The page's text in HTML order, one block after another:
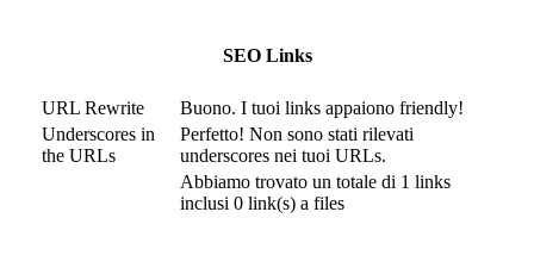
SEO Links
URL Rewrite
Buono. I tuoi links appaiono friendly!
Underscores in
the URLs
Perfetto! Non sono stati rilevati
underscores nei tuoi URLs.
Abbiamo trovato un totale di 1 links
inclusi 0 link(s) a files